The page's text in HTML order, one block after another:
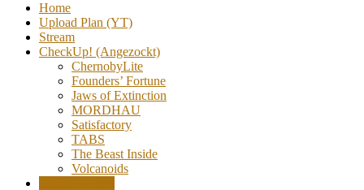
Home
Upload Plan (YT)
Stream
CheckUp! (Angezockt)
ChernobyLite
Founders’ Fortune
Jaws of Extinction
MORDHAU
Satisfactory
TABS
The Beast Inside
Volcanoids